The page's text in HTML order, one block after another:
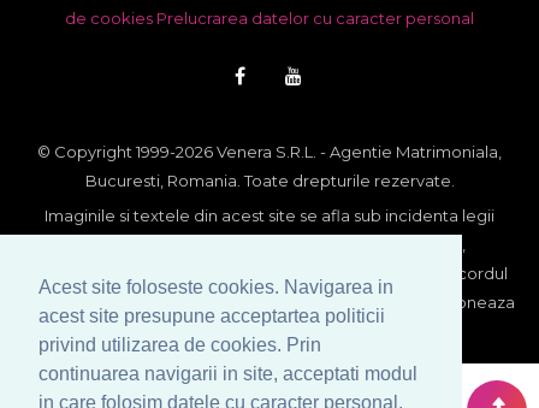
Acest site foloseste cookies. Navigarea in
acest site presupune acceptartea politicii
privind utilizarea de cookies. Prin
continuarea navigarii in site, acceptati modul
in care folosim datele cu caracter personal.
de cookies Prelucrarea datelor cu caracter personal
© Copyright 1999-2026 Venera S.R.L. - Agentie Matrimoniala,
Bucuresti, Romania. Toate drepturile rezervate.
Imaginile si textele din acest site se afla sub incidenta legii
reproducerea si multiplicarea lor pe orice suport fara acordul
scris al proprietarului constituie contraventie si se sanctioneaza
conform legii.